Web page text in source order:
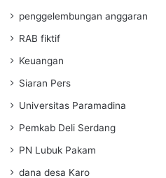
penggelembungan anggaran
RAB fiktif
Keuangan
Siaran Pers
Universitas Paramadina
Pemkab Deli Serdang
PN Lubuk Pakam
dana desa Karo